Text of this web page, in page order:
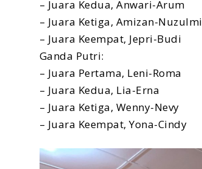
– Juara Kedua, Anwari-Arum
– Juara Ketiga, Amizan-Nuzulmi
– Juara Keempat, Jepri-Budi
Ganda Putri:
– Juara Pertama, Leni-Roma
– Juara Kedua, Lia-Erna
– Juara Ketiga, Wenny-Nevy
– Juara Keempat, Yona-Cindy